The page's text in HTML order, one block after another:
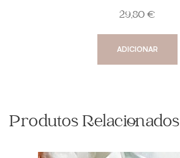
29,80 €
ADICIONAR
Produtos Relacionados